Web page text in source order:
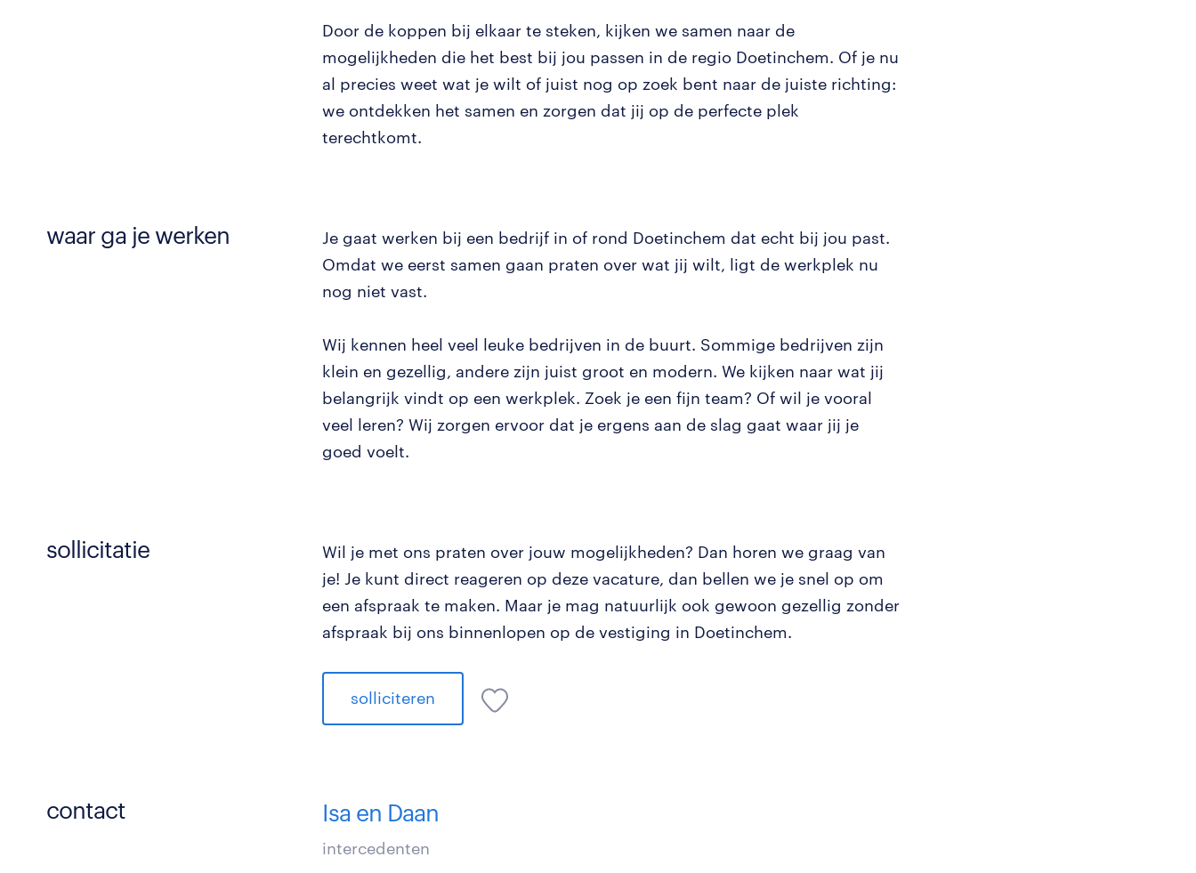
Door de koppen bij elkaar te steken, kijken we samen naar de
mogelijkheden die het best bij jou passen in de regio Doetinchem. Of je nu
al precies weet wat je wilt of juist nog op zoek bent naar de juiste richting:
we ontdekken het samen en zorgen dat jij op de perfecte plek
terechtkomt.
waar ga je werken
Je gaat werken bij een bedrijf in of rond Doetinchem dat echt bij jou past.
Omdat we eerst samen gaan praten over wat jij wilt, ligt de werkplek nu
nog niet vast.
Wij kennen heel veel leuke bedrijven in de buurt. Sommige bedrijven zijn
klein en gezellig, andere zijn juist groot en modern. We kijken naar wat jij
belangrijk vindt op een werkplek. Zoek je een fijn team? Of wil je vooral
veel leren? Wij zorgen ervoor dat je ergens aan de slag gaat waar jij je
goed voelt.
sollicitatie
Wil je met ons praten over jouw mogelijkheden? Dan horen we graag van
je! Je kunt direct reageren op deze vacature, dan bellen we je snel op om
een afspraak te maken. Maar je mag natuurlijk ook gewoon gezellig zonder
afspraak bij ons binnenlopen op de vestiging in Doetinchem.
solliciteren
contact Isa en Daan
intercedenten